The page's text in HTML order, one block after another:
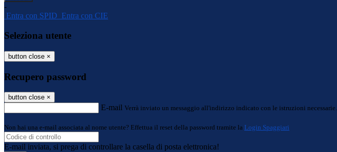
-
Entra con SPID Entra con CIE
Seleziona utente
button close ×
Recupero password
button close ×
E-mail Verrà inviato un messaggio all'indirizzo indicato con le istruzioni necessarie.
Non hai una e-mail associata al nome utente? Effettua il reset della password tramite la Login Spaggiari
E-mail inviata, si prega di controllare la casella di posta elettronica!